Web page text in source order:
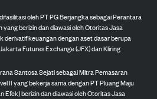
oleh PT PG Berjangka sebagai Perantara
berizin dan diawasi oleh Otoritas Jasa
derivatif keuangan dengan aset dasar berupa
Futures Exchange (JFX) dan Kliring
Santosa Sejati sebagai Mitra Pemasaran
II yang bekerja sama dengan PT Pluang Maju
Efek) berizin dan diawasi oleh Otoritas Jasa